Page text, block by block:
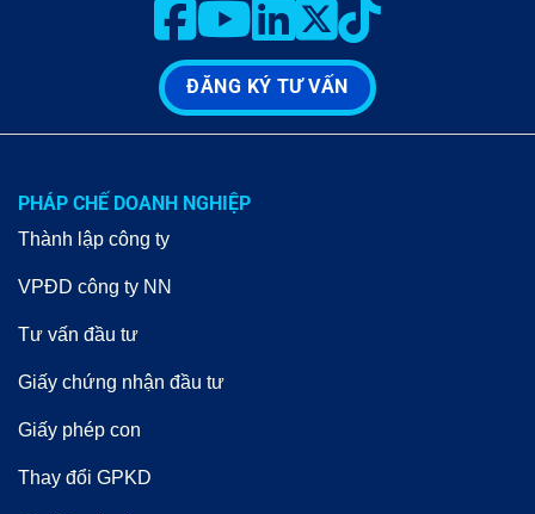
ĐĂNG KÝ TƯ VẤN
PHÁP CHẾ DOANH NGHIỆP
Thành lập công ty
VPĐD công ty NN
Tư vấn đầu tư
Giấy chứng nhận đầu tư
Giấy phép con
Thay đổi GPKD